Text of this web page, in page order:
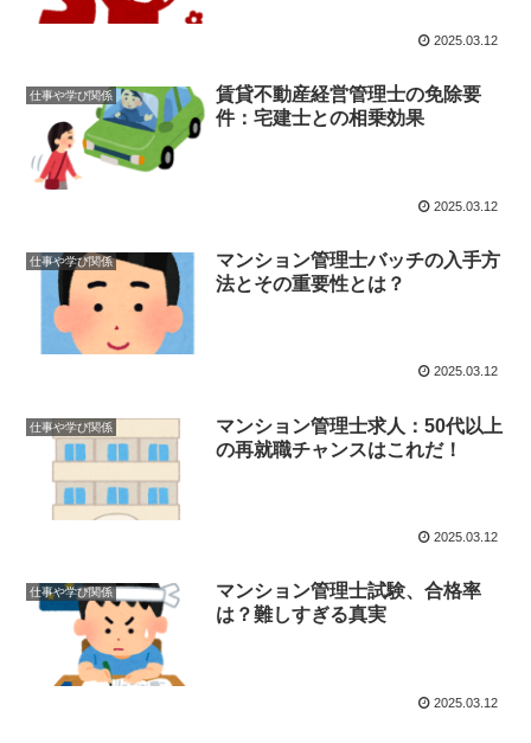
2025.03.12
仕事や学び関係
賃貸不動産経営管理士の免除要
件：宅建士との相乗効果
2025.03.12
仕事や学び関係
マンション管理士バッチの入手方
法とその重要性とは？
2025.03.12
仕事や学び関係
マンション管理士求人：50代以上
の再就職チャンスはこれだ！
2025.03.12
仕事や学び関係
マンション管理士試験、合格率
は？難しすぎる真実
2025.03.12